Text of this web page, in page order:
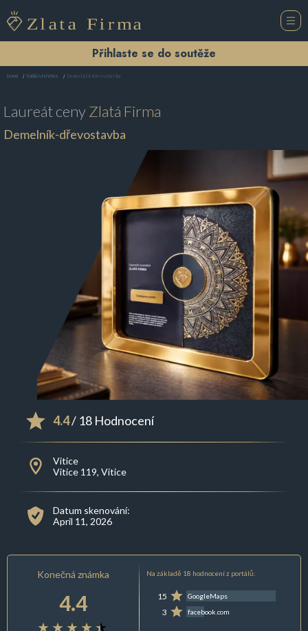
Přihlaste se do soutěže
Domů Truhlářství Vitice Demelník-dřevostavba
Laureát cenyZlatá Firma
Demelník-dřevostavba
4.4/ 18 Hodnocení
Vitice
Vitice 119, Vitice
Datum skenování:
April 11, 2026
Konečná známka
4.4
Na základě 18 hodnocení z portálů:
15 GoogleMaps
3 facebook.com